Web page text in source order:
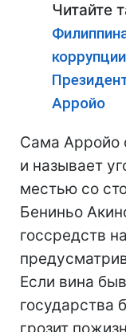
Читайте
Арройо
Сама Арройо
и называет
местью со
Бениньо
госсредств
Если вина
государства